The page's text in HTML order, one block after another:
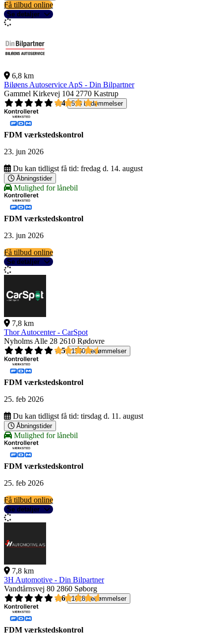
Få tilbud online
Se detaljer
6,8 km
Biløens Autoservice ApS - Din Bilpartner
Gammel Kirkevej 104 2770 Kastrup
4,4
518 bedømmelser
FDM værkstedskontrol
23. jun 2026
Du kan tidligst få tid: fredag d. 14. august
Åbningstider
Mulighed for lånebil
FDM værkstedskontrol
23. jun 2026
Få tilbud online
Se detaljer
7,8 km
Thor Autocenter - CarSpot
Nyholms Alle 28 2610 Rødovre
4,5
1560 bedømmelser
FDM værkstedskontrol
25. feb 2026
Du kan tidligst få tid: tirsdag d. 11. august
Åbningstider
Mulighed for lånebil
FDM værkstedskontrol
25. feb 2026
Få tilbud online
Se detaljer
7,8 km
3H Automotive - Din Bilpartner
Vandtårnsvej 80 2860 Søborg
4,6
1618 bedømmelser
FDM værkstedskontrol